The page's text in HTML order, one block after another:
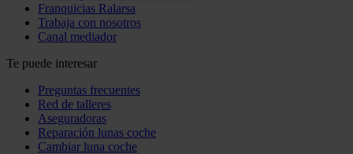
Franquicias Ralarsa
Trabaja con nosotros
Canal mediador
Te puede interesar
Preguntas frecuentes
Red de talleres
Aseguradoras
Reparación lunas coche
Cambiar luna coche